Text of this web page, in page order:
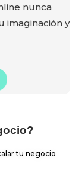
nunca
imaginación y
tu negocio